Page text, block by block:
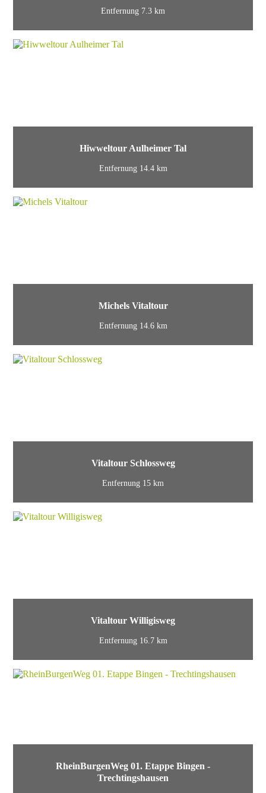
Entfernung 7.3 km
Hiwweltour Aulheimer Tal
Entfernung 14.4 km
Michels Vitaltour
Entfernung 14.6 km
Vitaltour Schlossweg
Entfernung 15 km
Vitaltour Willigisweg
Entfernung 16.7 km
RheinBurgenWeg 01. Etappe Bingen -
Trechtingshausen